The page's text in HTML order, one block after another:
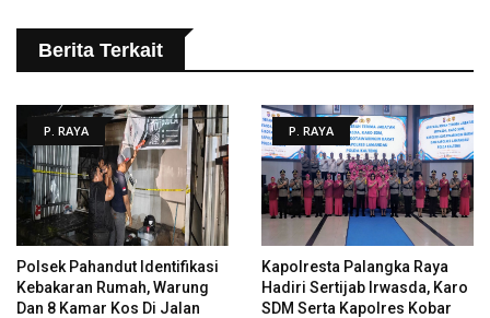
Berita Terkait
P. RAYA
Polsek Pahandut Identifikasi
Kebakaran Rumah, Warung
Dan 8 Kamar Kos Di Jalan
P. RAYA
Kapolresta Palangka Raya
Hadiri Sertijab Irwasda, Karo
SDM Serta Kapolres Kobar